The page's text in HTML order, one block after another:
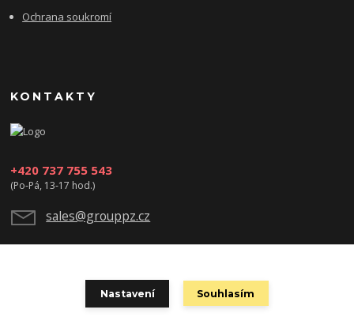
Ochrana soukromí
KONTAKTY
+420 737 755 543
(Po-Pá, 13-17 hod.)
sales@grouppz.cz
Nastavení Souhlasím